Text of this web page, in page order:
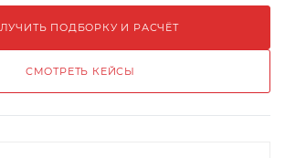
ПОДБОРКУ И РАСЧЁТ
СМОТРЕТЬ КЕЙСЫ